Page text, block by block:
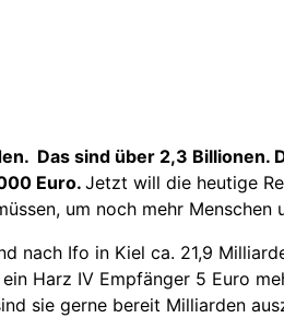
Das sind über 2,3 Billionen.
Euro. Jetzt will die heutige
um noch mehr Menschen
nach Ifo in Kiel ca. 21,9
Harz IV Empfänger 5 Euro
sie gerne bereit Milliarden